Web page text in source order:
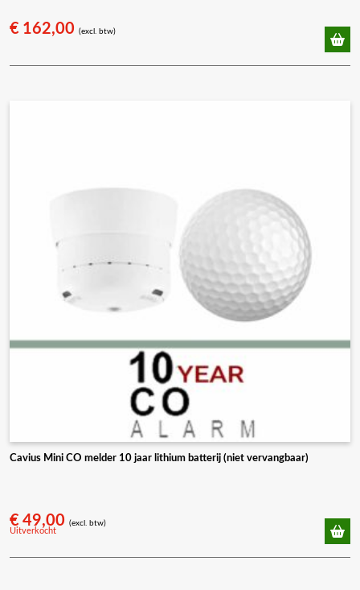
€ 162,00 (excl. btw)
Cavius Mini CO melder 10 jaar lithium batterij (niet vervangbaar)
€ 49,00 (excl. btw)
Uitverkocht